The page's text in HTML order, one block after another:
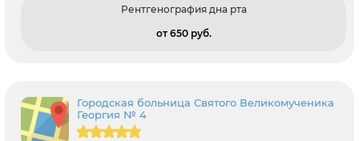
Рентгенография дна рта
от 650 pуб.
Городская больница Святого Великомученика
Георгия № 4